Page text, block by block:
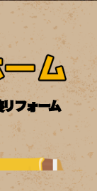
フォーム